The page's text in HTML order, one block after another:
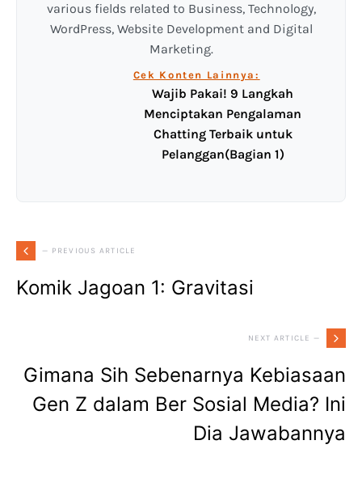
various fields related to Business, Technology,
WordPress, Website Development and Digital
Marketing.
Cek Konten Lainnya:
Wajib Pakai! 9 Langkah
Menciptakan Pengalaman
Chatting Terbaik untuk
Pelanggan(Bagian 1)
— PREVIOUS ARTICLE
Komik Jagoan 1: Gravitasi
NEXT ARTICLE —
Gimana Sih Sebenarnya Kebiasaan
Gen Z dalam Ber Sosial Media? Ini
Dia Jawabannya